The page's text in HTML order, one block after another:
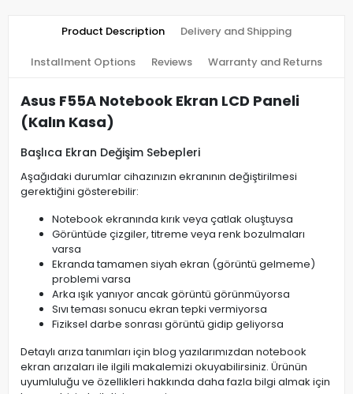
Product Description Delivery and Shipping
Installment Options Reviews Warranty and Returns
Asus F55A Notebook Ekran LCD Paneli
(Kalın Kasa)
Başlıca Ekran Değişim Sebepleri
Aşağıdaki durumlar cihazınızın ekranının değiştirilmesi
gerektiğini gösterebilir:
Notebook ekranında kırık veya çatlak oluştuysa
Görüntüde çizgiler, titreme veya renk bozulmaları
varsa
Ekranda tamamen siyah ekran (görüntü gelmeme)
problemi varsa
Arka ışık yanıyor ancak görüntü görünmüyorsa
Sıvı teması sonucu ekran tepki vermiyorsa
Fiziksel darbe sonrası görüntü gidip geliyorsa
Detaylı arıza tanımları için blog yazılarımızdan notebook
ekran arızaları ile ilgili makalemizi okuyabilirsiniz. Ürünün
uyumluluğu ve özellikleri hakkında daha fazla bilgi almak için